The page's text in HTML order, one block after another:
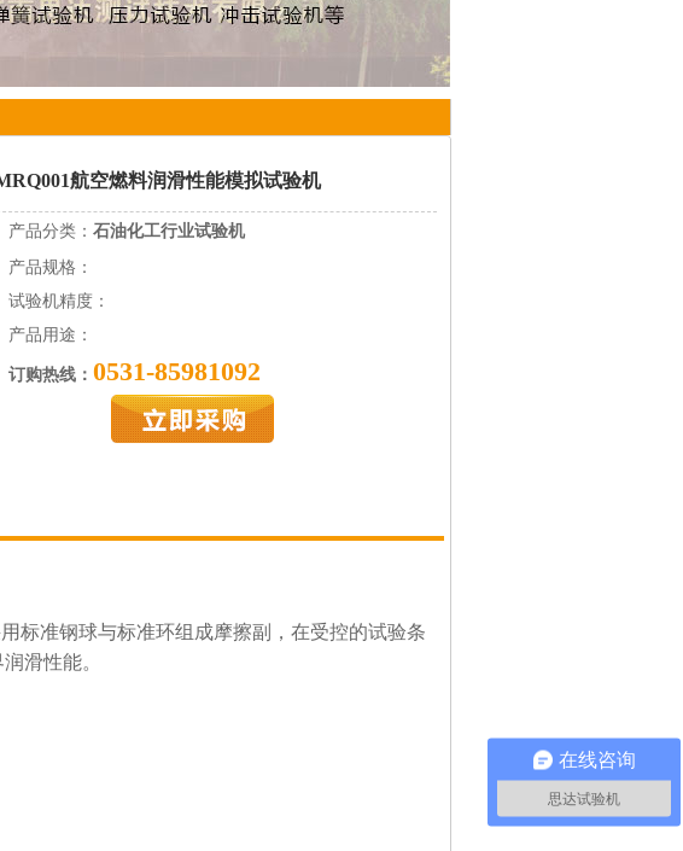
航空燃料润滑性能模拟试验机
产品分类： 石油化工行业试验机
产品规格：
试验机精度：
产品用途：
订购热线： 0531-85981092
标准钢球与标准环组成摩擦副，在受控的试验条
滑性能。
在线咨询
思达试验机